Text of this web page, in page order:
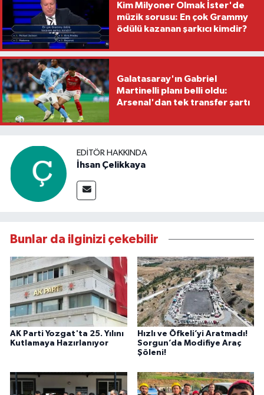
Kim Milyoner Olmak İster'de
müzik sorusu: En çok Grammy
ödülü kazanan şarkıcı kimdir?
Galatasaray'ın Gabriel
Martinelli planı belli oldu:
Arsenal'dan tek transfer şartı
EDITÖR HAKKINDA
İhsan Çelikkaya
Bunlar da ilginizi çekebilir
AK Parti Yozgat'ta 25. Yılını
Kutlamaya Hazırlanıyor
Hızlı ve Öfkeli’yi Aratmadı!
Sorgun’da Modifiye Araç
Şöleni!